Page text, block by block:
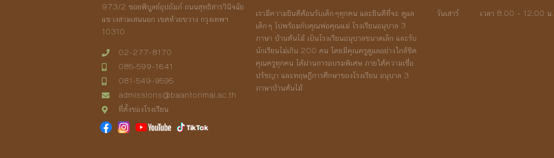
973/2 ชอยพิบูลย์อุปถัมภ์ ถนนสุทธิสารวินิจฉัย
แขวงสามเสนนอก เขตห้วยขวาง กรุงเทพฯ
10310
02-277-8170
085-599-1641
081-549-9595
admissions@baantonmai.ac.th
ที่ตั้งของโรงเรียน
เรามีความยินดีต้อนรับเด็กๆทุกคน และยินดีที่จะ ดูแล
เด็กๆ ไปพร้อมกับคุณพ่อคุณแม่ โรงเรียนอนุบาล 3
ภาษา บ้านต้นไม้ เป็นโรงเรียนอนุบาลขนาดเล็ก และรับ
นักเรียนไม่เกิน 200 คน โดยมีคุณครูดูแลอย่างใกล้ชิด
คุณครูทุกคน ได้ผ่านการอบรมพิเศษ ภายใต้ความเชื่อ
ปรัชญา และทฤษฎีการศึกษาของโรงเรียน อนุบาล 3
ภาษาบ้านต้นไม้
วันเสาร์ เวลา 8.00 – 12.00 น.